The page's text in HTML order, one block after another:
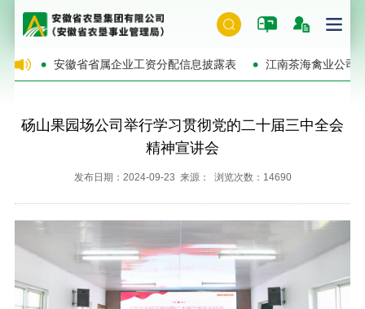
告 安徽省省属企业工资分配信息披露表 江南茶海禽业公司
砀山果园场公司举行学习贯彻党的二十届三中全会
精神宣讲会
发布日期：2024-09-23 来源： 浏览次数：14690